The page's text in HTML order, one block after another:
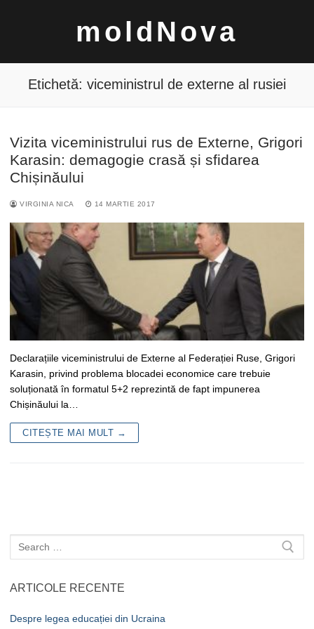
moldNova
Caută
după:
Etichetă: viceministrul de externe al rusiei
Vizita viceministrului rus de Externe, Grigori
Karasin: demagogie crasă și sfidarea
Chișinăului
VIRGINIA NICA 14 MARTIE 2017
Declarațiile viceministrului de Externe al Federației Ruse, Grigori
Karasin, privind problema blocadei economice care trebuie
soluționată în formatul 5+2 reprezintă de fapt impunerea
Chișinăului la…
CITEȘTE MAI MULT →
Caută
după:
ARTICOLE RECENTE
Despre legea educației din Ucraina